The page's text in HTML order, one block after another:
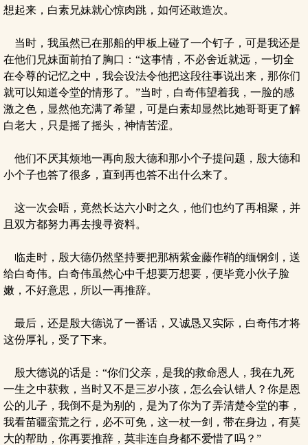
想起来，白素兄妹就心惊肉跳，如何还敢造次。
当时，我虽然已在那船的甲板上碰了一个钉子，可是我还是
在他们兄妹面前拍了胸口：“这事情，不必舍近就远，一切全
在令尊的记忆之中，我会设法令他把这段往事说出来，那你们
就可以知道令堂的情形了。”当时，白奇伟望着我，一脸的感
激之色，显然他充满了希望，可是白素却显然比她哥哥更了解
白老大，只是摇了摇头，神情苦涩。
他们不厌其烦地一再向殷大德和那小个子提问题，殷大德和
小个子也答了很多，直到再也答不出什么来了。
这一次会晤，竟然长达六小时之久，他们也约了再相聚，并
且双方都努力再去搜寻资料。
临走时，殷大德仍然坚持要把那柄紫金藤作鞘的缅钢剑，送
给白奇伟。白奇伟虽然心中千想要万想要，便毕竟小伙子脸
嫩，不好意思，所以一再推辞。
最后，还是殷大德说了一番话，又诚恳又实际，白奇伟才将
这份厚礼，受了下来。
殷大德说的话是：“你们父亲，是我的救命恩人，我在九死
一生之中获救，当时又不是三岁小孩，怎么会认错人？你是恩
公的儿子，我倒不是为别的，是为了你为了弄清楚令堂的事，
我看苗疆蛮荒之行，必不可免，这一杖一剑，带在身边，有莫
大的帮助，你再要推辞，莫非连自身都不爱惜了吗？”